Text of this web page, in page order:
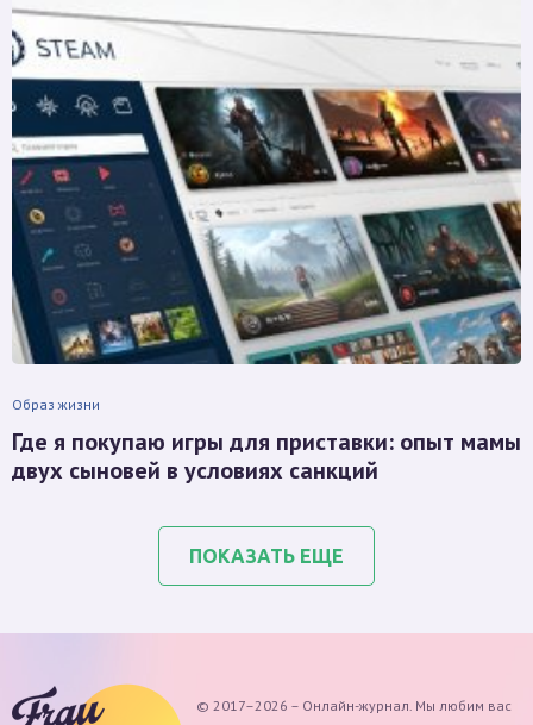
Образ жизни
Где я покупаю игры для приставки: опыт мамы
двух сыновей в условиях санкций
ПОКАЗАТЬ ЕЩЕ
© 2017–2026 – Онлайн-журнал. Мы любим вас